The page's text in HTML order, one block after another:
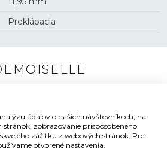
Preklápacia
detailov a príjemných
a čisté modely zdobené
že sa kolekcia stala
Miss France.
údajov o našich návštevníkoch, na
stránok, zobrazovanie prispôsobeného
zážitku z webových stránok. Pre
otvorené nastavenia.